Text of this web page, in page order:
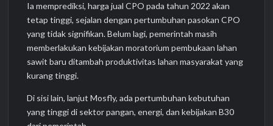
Ia memprediksi, harga jual CPO pada tahun 2022 akan
tetap tinggi, sejalan dengan pertumbuhan pasokan CPO
yang tidak signifikan. Belum lagi, pemerintah masih
memberlakukan kebijakan moratorium pembukaan lahan
sawit baru ditambah produktivitas lahan masyarakat yang
kurang tinggi.
Di sisi lain, lanjut Mosfly, ada pertumbuhan kebutuhan
yang tinggi di sektor pangan, energi, dan kebijakan B30